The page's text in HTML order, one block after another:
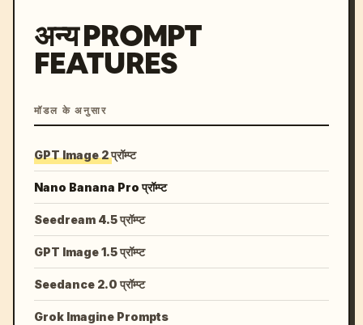
अन्य PROMPT
FEATURES
मॉडल के अनुसार
GPT Image 2 प्रॉम्प्ट
Nano Banana Pro प्रॉम्प्ट
Seedream 4.5 प्रॉम्प्ट
GPT Image 1.5 प्रॉम्प्ट
Seedance 2.0 प्रॉम्प्ट
Grok Imagine Prompts